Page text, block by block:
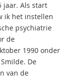
jaar. Als start
ik het instellen
psychiatrie
de
1990 onder
De
van de